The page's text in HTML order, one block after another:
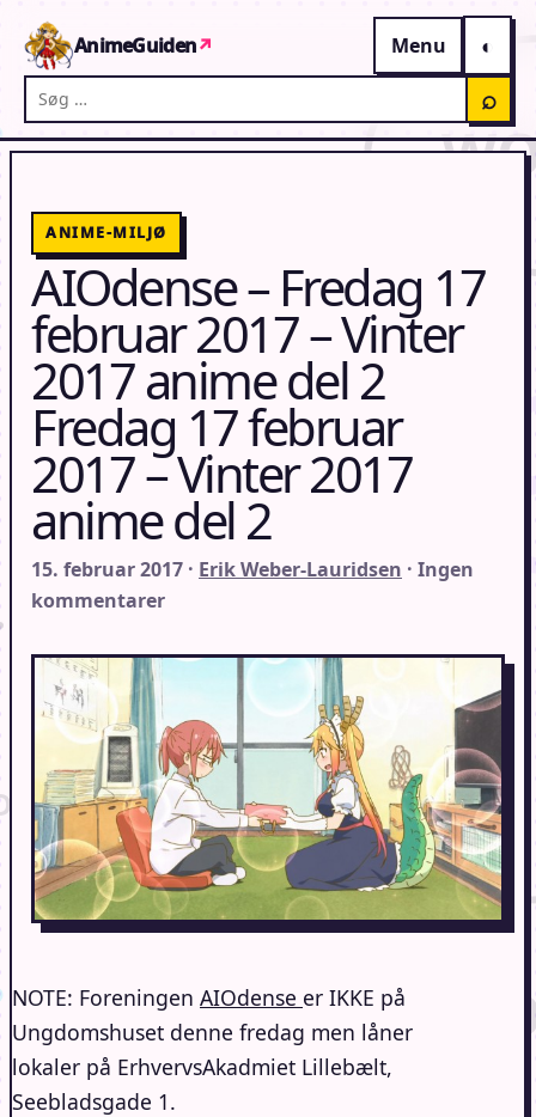
AnimeGuiden↗
Menu
Søg på AnimeGuiden
⌕
ANIME-MILJØ
AIOdense – Fredag 17
februar 2017 – Vinter
2017 anime del 2
Fredag 17 februar
2017 – Vinter 2017
anime del 2
15. februar 2017 · Erik Weber-Lauridsen · Ingen
kommentarer
NOTE: Foreningen AIOdense er IKKE på
Ungdomshuset denne fredag men låner
lokaler på ErhvervsAkadmiet Lillebælt,
Seebladsgade 1.